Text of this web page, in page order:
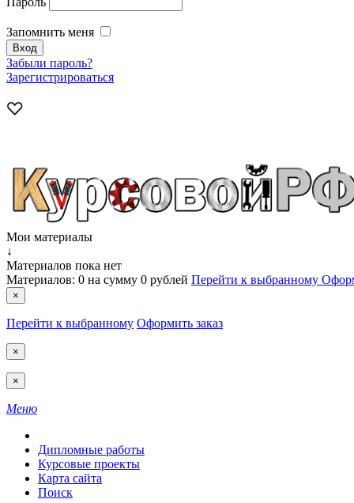
Запомнить меня
Забыли пароль?
Зарегистрироваться
Мои материалы
↓
Материалов пока нет
Материалов: 0 на сумму 0 рублей Перейти к выбранному
×
Перейти к выбранному Оформить заказ
×
×
Меню
Дипломные работы
Курсовые проекты
Карта сайта
Поиск